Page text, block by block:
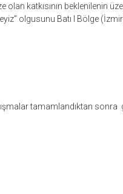
olan katkısının beklenilenin
olgusunu Batı I Bölge
tamamlandıktan